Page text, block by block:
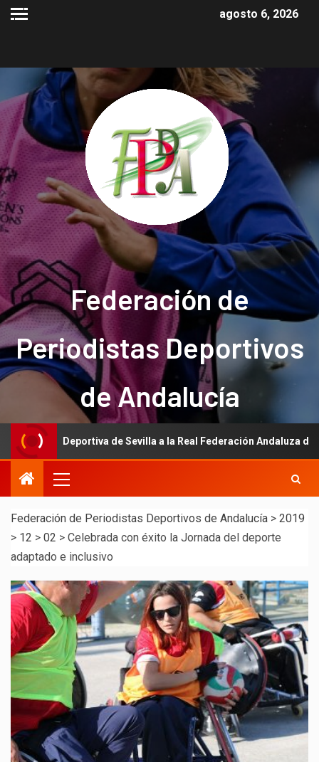
agosto 6, 2026
Federación de
Periodistas Deportivos
de Andalucía
de Sevilla a la Real Federación Andaluza de Fútbol
Federación de Periodistas Deportivos de Andalucía > 2019
> 12 > 02 > Celebrada con éxito la Jornada del deporte
adaptado e inclusivo